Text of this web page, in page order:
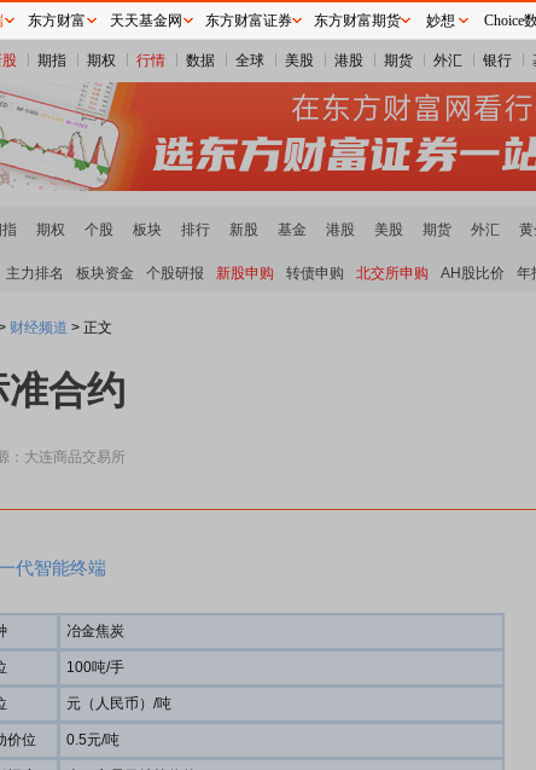
股 期指 期权 行情 数据 全球 美股 港股 期货 外汇 银行
期权 个股 板块 排行 新股 基金 港股 美股 期货 外汇 黄
主力排名 板块资金 个股研报 新股申购 转债申购 北交所申购 AH股比价 年
财经频道 > 正文
合约
：大连商品交易所
代智能终端
冶金焦炭
100吨/手
元（人民币）/吨
价位 0.5元/吨
东方财富 天天基金网 东方财富证券 东方财富期货 妙想 Choice